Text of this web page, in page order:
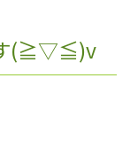
す(≧▽≦)v